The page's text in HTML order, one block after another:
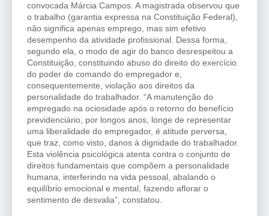
convocada Márcia Campos. A magistrada observou que
o trabalho (garantia expressa na Constituição Federal),
não significa apenas emprego, mas sim efetivo
desempenho da atividade profissional. Dessa forma,
segundo ela, o modo de agir do banco desrespeitou a
Constituição, constituindo abuso do direito do exercício
do poder de comando do empregador e,
consequentemente, violação aos direitos da
personalidade do trabalhador. “A manutenção do
empregado na ociosidade após o retorno do benefício
previdenciário, por longos anos, longe de representar
uma liberalidade do empregador, é atitude perversa,
que traz, como visto, danos à dignidade do trabalhador.
Esta violência psicológica atenta contra o conjunto de
direitos fundamentais que compõem a personalidade
humana, interferindo na vida pessoal, abalando o
equilíbrio emocional e mental, fazendo aflorar o
sentimento de desvalia”, constatou.